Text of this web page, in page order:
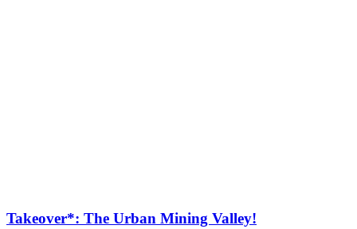
Takeover*: The Urban Mining Valley!